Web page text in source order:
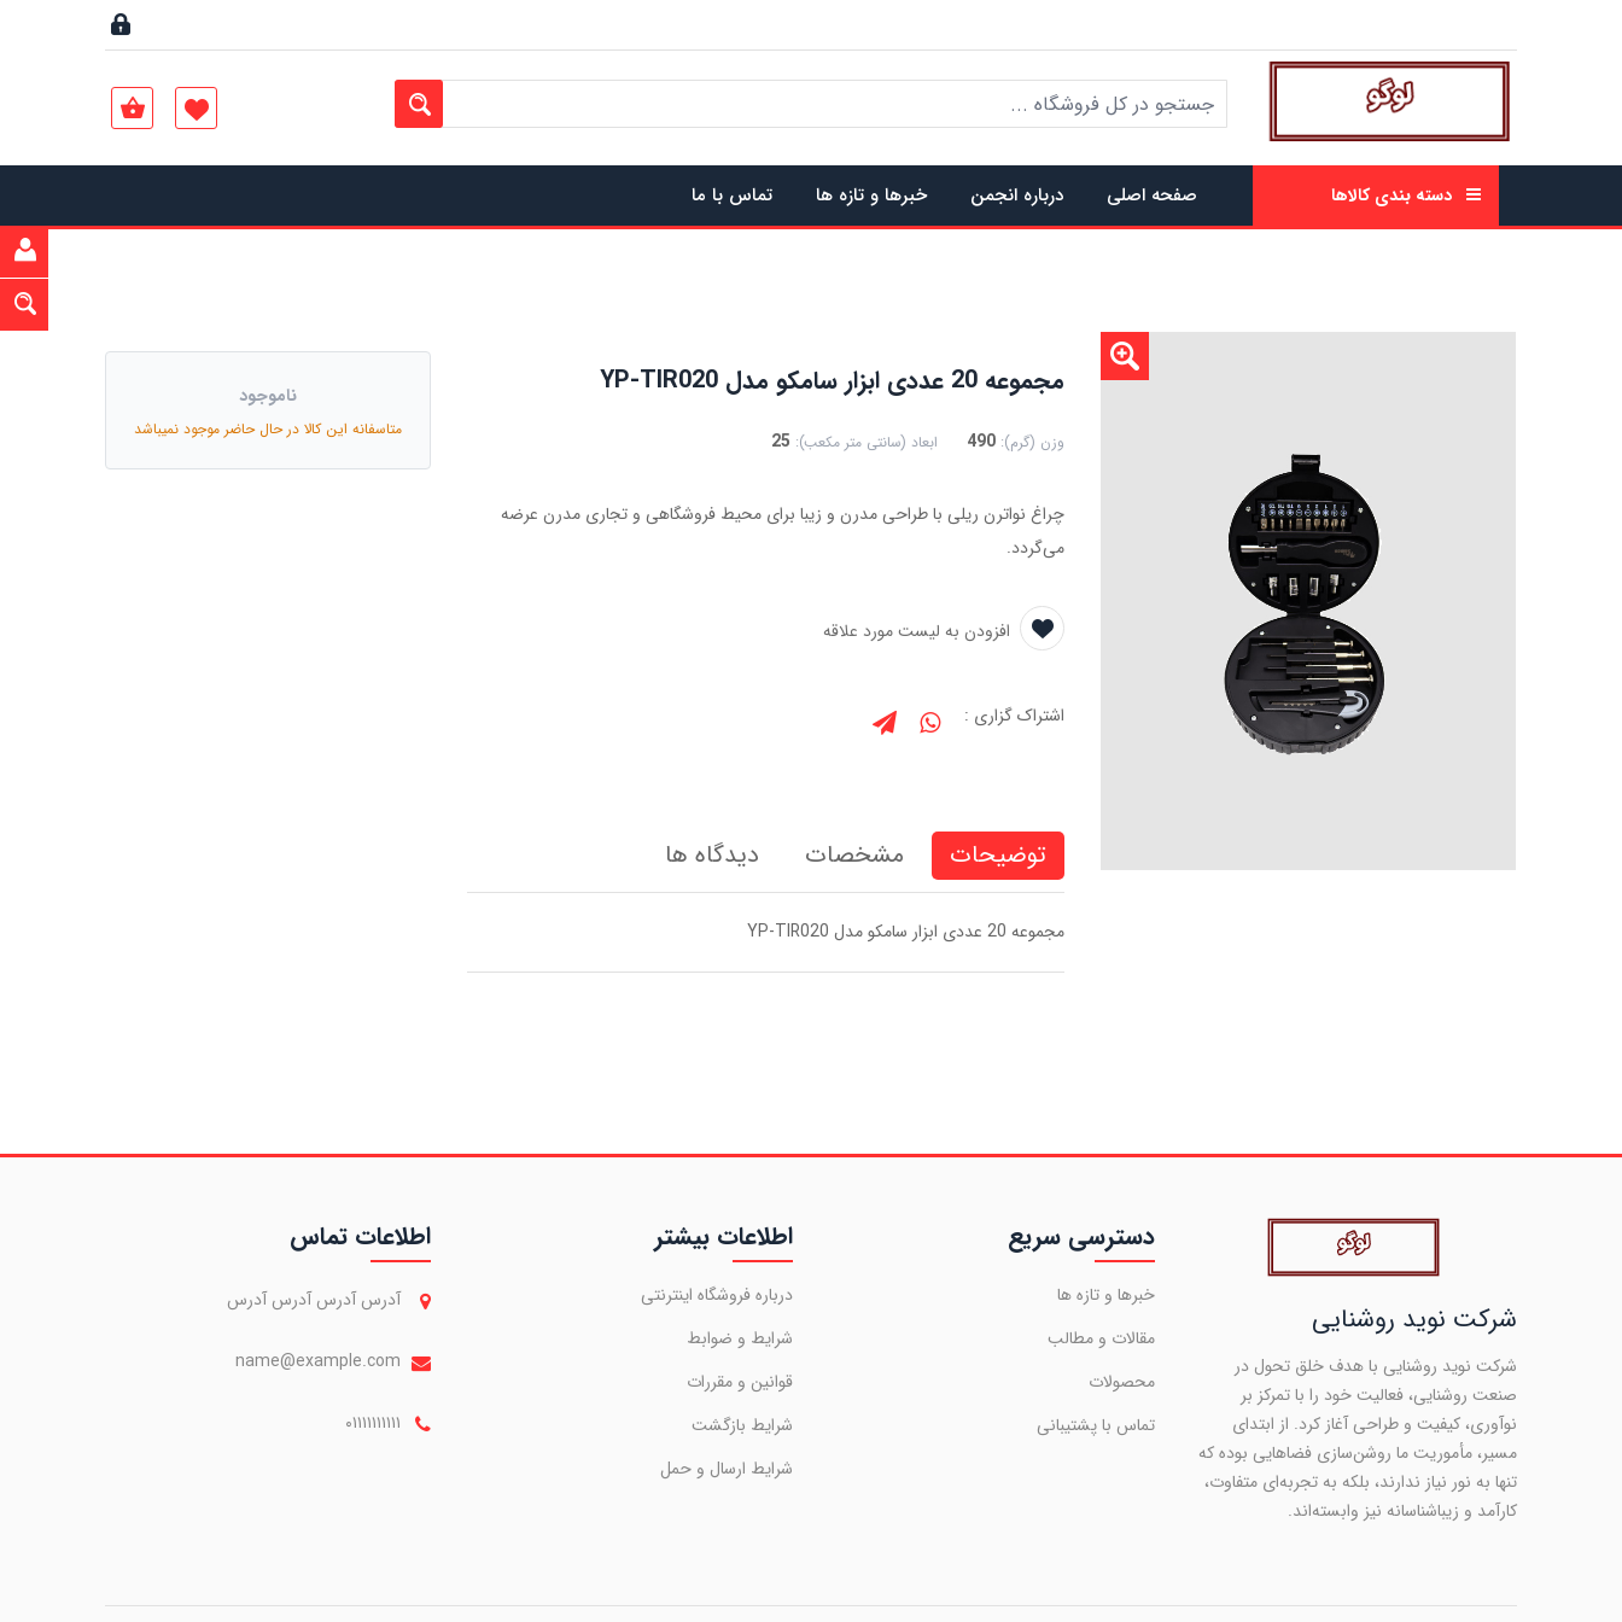
دسته بندی کالاها صفحه اصلی درباره انجمن خبرها و تازه ها تماس با ما
مجموعه 20 عددی ابزار سامکو مدل YP-TIR020
وزن (گرم): 490 ابعاد (سانتی متر مکعب): 25
چراغ نواترن ریلی با طراحی مدرن و زیبا برای محیط فروشگاهی و تجاری مدرن عرضه
می‌گردد.
افزودن به لیست مورد علاقه
اشتراک گزاری :
توضیحات مشخصات دیدگاه ها
مجموعه 20 عددی ابزار سامکو مدل YP-TIR020
ناموجود
متاسفانه این کالا در حال حاضر موجود نمیباشد
شرکت نوید روشنایی
شرکت نوید روشنایی با هدف خلق تحول در
صنعت روشنایی، فعالیت خود را با تمرکز بر
نوآوری، کیفیت و طراحی آغاز کرد. از ابتدای
مسیر، مأموریت ما روشن‌سازی فضاهایی بوده که
تنها به نور نیاز ندارند، بلکه به تجربه‌ای متفاوت،
کارآمد و زیباشناسانه نیز وابسته‌اند.
دسترسی سریع
خبرها و تازه ها
مقالات و مطالب
محصولات
تماس با پشتیبانی
اطلاعات بیشتر
درباره فروشگاه اینترنتی
شرایط و ضوابط
قوانین و مقررات
شرایط بازگشت
شرایط ارسال و حمل
اطلاعات تماس
آدرس آدرس آدرس آدرس
name@example.com
۰۱۱۱۱۱۱۱۱۱۱